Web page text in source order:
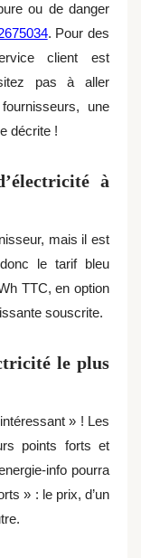
ou de danger
. Pour des
client est
pas à aller
une
décrite !
à
mais il est
le tarif bleu
TTC, en option
souscrite.
le plus
» ! Les
points forts et
info pourra
» : le prix, d’un